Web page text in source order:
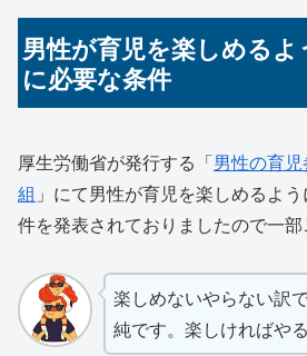
男性が育児を楽しめる
に必要な条件
厚生労働省が発行する「男性の育
組 」にて男性が育児を楽しめるよ
件を発表されておりましたので一部
楽しめないやらない訳
純です。楽しければや